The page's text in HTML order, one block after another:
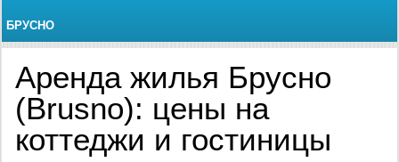
БРУСНО
Аренда жилья Брусно
(Brusno): цены на
коттеджи и гостиницы